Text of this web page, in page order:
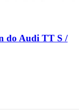
do Audi TT S /